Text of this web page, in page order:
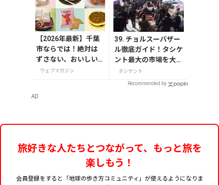
【2026年最新】千葉
市ならでは！絶対は
ずさない、おいしい
お土産10選
ウェブマガジン
39. チョルスーバザー
ル徹底ガイド！タシケ
ント最大の市場を大探
検タシケント
Recommended by
AD
旅好きな人たちとつながって、もっと旅を
楽しもう！
会員登録をすると「地球の歩き方コミュニティ」が使えるようになりま